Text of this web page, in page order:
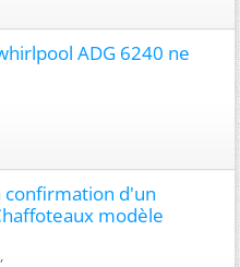
ADG 6240 ne
confirmation d'un
modèle